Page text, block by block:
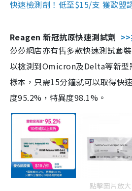
快速檢測劑！低至$15/支 獲歐盟
Reagen 新冠抗原快速測試劑
莎莎網店亦有售多款快速測試套
以檢測到Omicron及Delta等新型
樣本，只需15分鐘就可以取得快
度95.2%，特異度98.1%。
點擊圖片放大